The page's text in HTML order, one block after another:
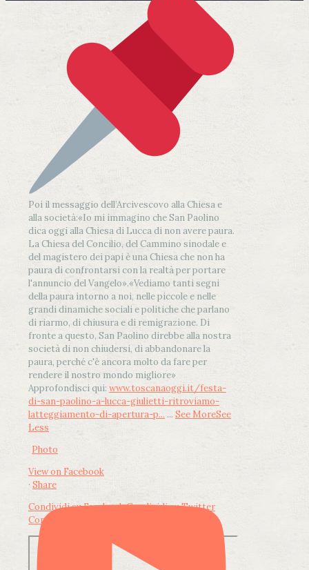
Poi il messaggio dell’Arcivescovo alla Chiesa e
alla società:«Io mi immagino che San Paolino
dica oggi alla Chiesa di Lucca di non avere paura.
La Chiesa del Concilio, del Cammino sinodale e
del magistero dei papi è una Chiesa che non ha
paura di confrontarsi con la realtà per portare
l'annuncio del Vangelo».«Vediamo tanti segni
della paura intorno a noi, nelle piccole e nelle
grandi dinamiche sociali e politiche che parlano
di riarmo, di chiusura e di remigrazione. Di
fronte a questo, San Paolino direbbe alla nostra
società di non chiudersi, di abbandonare la
paura, perché c'è ancora molto da fare per
rendere il nostro mondo migliore»
Approfondisci qui: www.toscanaoggi.it/festa-
di-san-paolino-a-lucca-giulietti-ritroviamo-
latteggiamento-di-apertura-p... ... See MoreSee
Less
Photo
View on Facebook
· Share
Condividi su FacebookCondividi su Twitter
Condividi su LinkedIn